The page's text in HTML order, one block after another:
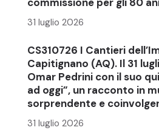
31 luglio 2026
CS310726 I Cantieri
Capitignano (AQ). Il 31
Omar Pedrini con il suo
ad oggi”, un racconto in
sorprendente e
31 luglio 2026